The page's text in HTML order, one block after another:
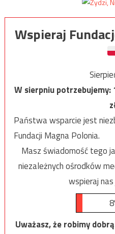
Wspieraj
W sierpniu potrzebujemy:
Państwa wsparcie jest
Fundacji Magna Polonia.
Masz świadomość tego
niezależnych ośrodków
wspieraj
Uważasz, że robimy